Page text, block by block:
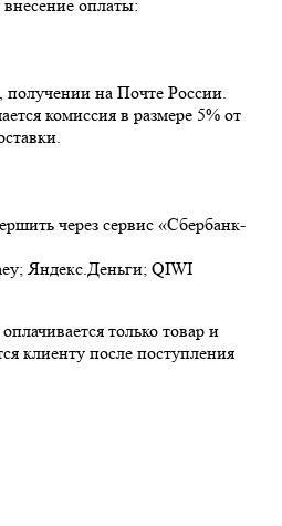
внесение оплаты:
на Почте России.
комиссия в размере 5% от
через сервис «Сбербанк-
Яндекс.Деньги; QIWI
только товар и
клиенту после поступления